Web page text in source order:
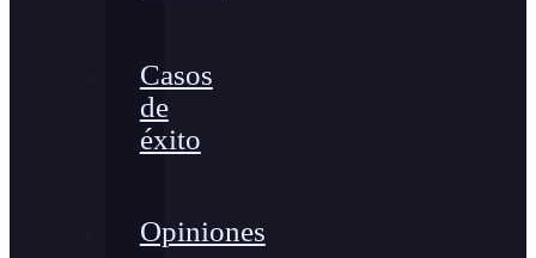
Casos
de
éxito
Opiniones